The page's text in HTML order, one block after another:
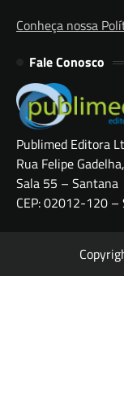
Conheça nossa
Fale Conosco
Publimed Editora
Rua Felipe
Sala 55 – Santana
CEP: 02012-120 –